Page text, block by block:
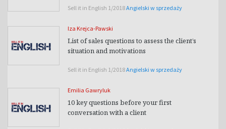
Sell it in English 1/2018Angielski w sprzedaży
Iza Krejca-Pawski
List of sales questions to assess the client’s
situation and motivations
Sell it in English 1/2018Angielski w sprzedaży
Emilia Gawryluk
10 key questions before your first
conversation with a client